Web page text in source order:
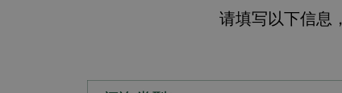
请填写以下信息